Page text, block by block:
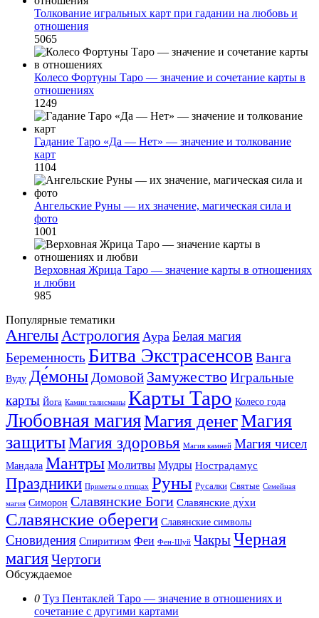
Толкование игральных карт при гадании на любовь и
отношения
5065
Колесо Фортуны Таро — значение и сочетание карты в
отношениях
1249
Гадание Таро «Да — Нет» — значение и толкование
карт
1104
Ангельские Руны — их значение, магическая сила и
фото
1001
Верховная Жрица Таро — значение карты в отношениях
и любви
985
Популярные тематики
Ангелы Астрология Аура Белая магия
Беременность Битва Экстрасенсов Ванга
Вуду Де́моны Домовой ЗамужествоИгральные
карты Йога Камни талисманы Карты Таро Колесо года
Любовная магияМагия денегМагия
защитыМагия здоровья Магия камней Магия чисел
Мандала Мантры Молитвы Мудры Нострадамус
Праздники Приметы о птицах Руны Русалки Святые Семейная
магия Симорон Славянские Боги Славянские ду́хи
Славянские обереги Славянские символы
Сновидения Спиритизм Феи Фен-Шуй ЧакрыЧерная
магияЧертоги
Обсуждаемое
0 Туз Пентаклей Таро — значение в отношениях и
сочетание с другими картами